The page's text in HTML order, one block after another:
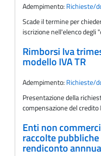
Adempimento: Richieste/
Scade il termine per
iscrizione nell'elenco degli
Rimborsi Iva
modello IVA TR
Adempimento: Richieste/
Presentazione della
compensazione del
Enti non
raccolte
rendiconto